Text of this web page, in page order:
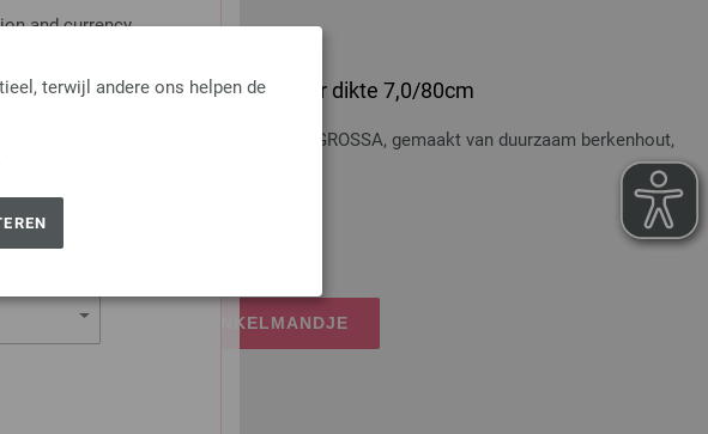
and currency.
terwijl andere ons helpen de
Designer Hout Multicolor dikte 7,0/80cm
designer hout Multicolor LANA GROSSA, gemaakt van duurzaam berkenhout,
lengte 80cm
IN MIJN WINKELMANDJE